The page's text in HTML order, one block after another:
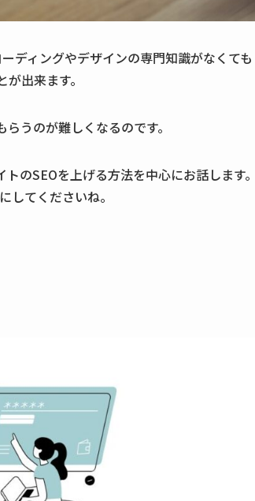
ディングやデザインの専門知識がなくても
出来ます。
らうのが難しくなるのです。
のSEOを上げる方法を中心にお話します
してくださいね。